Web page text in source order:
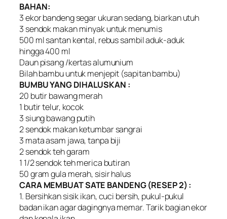
BAHAN:
3 ekor bandeng segar ukuran sedang, biarkan utuh
3 sendok makan minyak untuk menumis
500 ml santan kental, rebus sambil aduk-aduk
hingga 400 ml
Daun pisang /kertas alumunium
Bilah bambu untuk menjepit (sapitan bambu)
BUMBU YANG DIHALUSKAN :
20 butir bawang merah
1 butir telur, kocok
3 siung bawang putih
2 sendok makan ketumbar sangrai
3 mata asam jawa, tanpa biji
2 sendok teh garam
1 1/2 sendok teh merica butiran
50 gram gula merah, sisir halus
CARA MEMBUAT SATE BANDENG (RESEP 2) :
1. Bersihkan sisik ikan, cuci bersih, pukul-pukul
badan ikan agar dagingnya memar. Tarik bagian ekor